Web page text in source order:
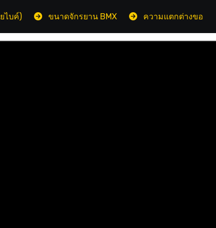
ขนาดจักรยาน BMX ความแตกต่างของตะเกียบจักรยาน